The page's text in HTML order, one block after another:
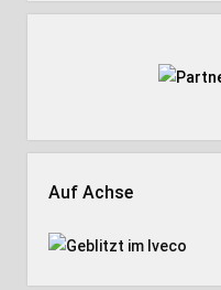
Auf Achse